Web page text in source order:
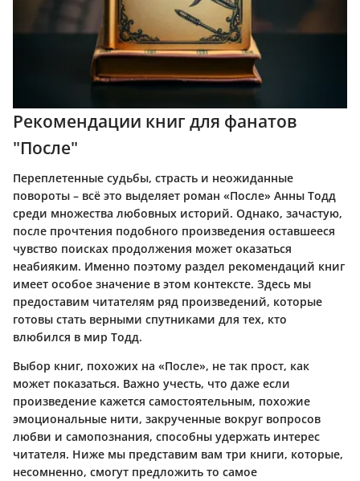
Рекомендации книг для фанатов
"После"
Переплетенные судьбы, страсть и неожиданные
повороты – всё это выделяет роман «После» Анны Тодд
среди множества любовных историй. Однако, зачастую,
после прочтения подобного произведения оставшееся
чувство поисках продолжения может оказаться
неабияким. Именно поэтому раздел рекомендаций книг
имеет особое значение в этом контексте. Здесь мы
предоставим читателям ряд произведений, которые
готовы стать верными спутниками для тех, кто
влюбился в мир Тодд.
Выбор книг, похожих на «После», не так прост, как
может показаться. Важно учесть, что даже если
произведение кажется самостоятельным, похожие
эмоциональные нити, закрученные вокруг вопросов
любви и самопознания, способны удержать интерес
читателя. Ниже мы представим вам три книги, которые,
несомненно, смогут предложить то самое